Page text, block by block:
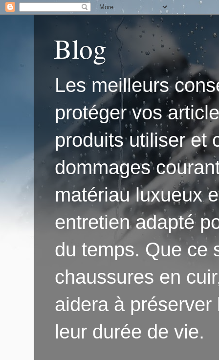
Blog
Les meilleurs
protéger vos
produits utiliser et
dommages
matériau luxueux
entretien adapté
du temps. Que ce
chaussures en
aidera à
leur durée de vie.